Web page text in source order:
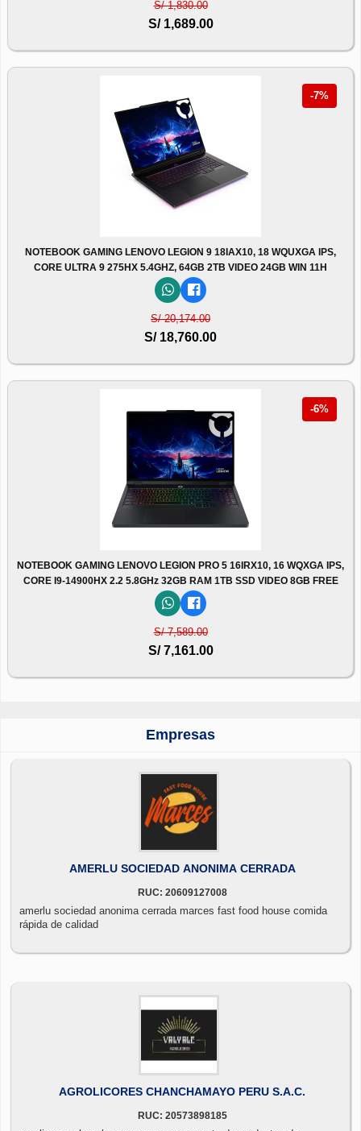
S/ 1,830.00
S/ 1,689.00
-7%
NOTEBOOK GAMING LENOVO LEGION 9 18IAX10, 18 WQUXGA IPS,
CORE ULTRA 9 275HX 5.4GHZ, 64GB 2TB VIDEO 24GB WIN 11H
S/ 20,174.00
S/ 18,760.00
-6%
NOTEBOOK GAMING LENOVO LEGION PRO 5 16IRX10, 16 WQXGA IPS,
CORE I9-14900HX 2.2 5.8GHz 32GB RAM 1TB SSD VIDEO 8GB FREE
S/ 7,589.00
S/ 7,161.00
Empresas
AMERLU SOCIEDAD ANONIMA CERRADA
RUC: 20609127008
amerlu sociedad anonima cerrada marces fast food house comida
rápida de calidad
AGROLICORES CHANCHAMAYO PERU S.A.C.
RUC: 20573898185